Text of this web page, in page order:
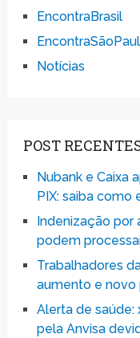
EncontraBrasil
Notícias
POST
Nubank e Caixa
PIX: saiba como
Indenização por
podem
Trabalhadores
aumento e novo
Alerta de saúde:
pela Anvisa